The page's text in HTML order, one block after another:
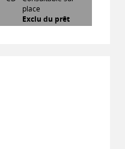
place
Exclu du prêt